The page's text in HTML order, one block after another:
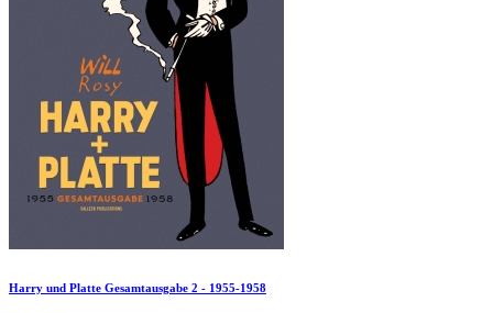
Harry und Platte Gesamtausgabe 2 - 1955-1958